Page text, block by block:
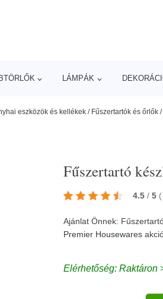
LÁMPÁK
eszközök és kellékek / Fűszertartók és őrlők /
Fűszertartó
4.5 / 5 (
Ajánlat Önnek:
Premier Housewares
Elérhetőség: Raktáron